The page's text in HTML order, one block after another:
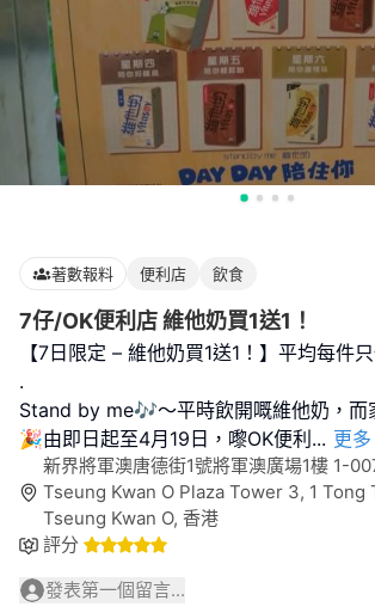
著數報料 便利店 飲食
7仔/OK便利店 維他奶買1送1！
【7日限定 – 維他奶買1送1！】平均每件
.
Stand by me🎶～平時飲開嘅維他奶，而
🎉由即日起至4月19日，嚟OK便利 ... 更多
新界將軍澳唐德街1號將軍澳廣場1樓 1-
Tseung Kwan O Plaza Tower 3, 1 Tong
Tseung Kwan O, 香港
評分
發表第一個留言...